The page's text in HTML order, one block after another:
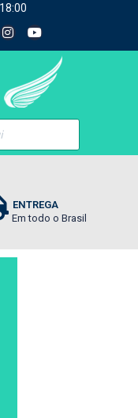
ENTREGA
Em todo o Brasil